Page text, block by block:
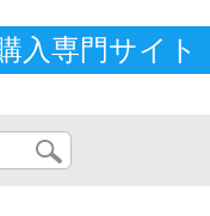
入専門サイト